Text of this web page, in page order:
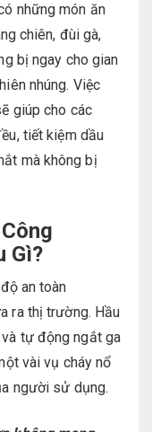
những món ăn
chiên, đùi gà,
bị ngay cho gian
nhúng. Việc
giúp cho các
tiết kiệm dầu
mà không bị
Gì?
an toàn
ra thị trường. Hầu
tự động ngắt ga
vài vụ cháy nổ
người sử dụng.